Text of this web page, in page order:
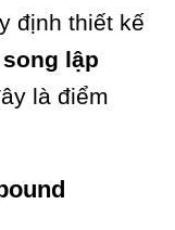
định thiết kế
lập
là điểm